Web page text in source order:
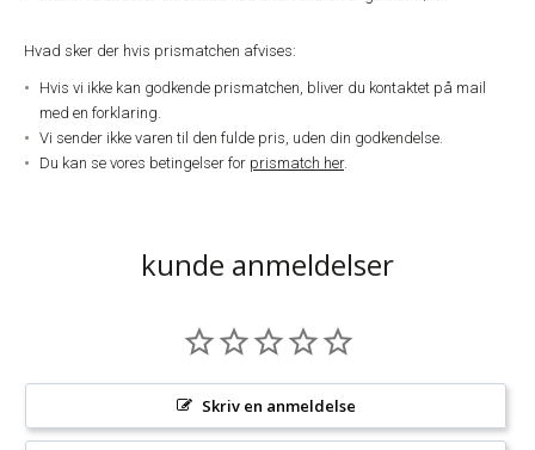
Hvad sker der hvis prismatchen afvises:
Hvis vi ikke kan godkende prismatchen, bliver du kontaktet på mail
med en forklaring.
Vi sender ikke varen til den fulde pris, uden din godkendelse.
Du kan se vores betingelser for prismatch her.
kunde anmeldelser
Skriv en anmeldelse